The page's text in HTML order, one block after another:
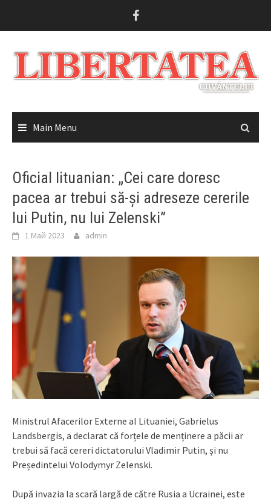
Main Menu
Oficial lituanian: „Cei care doresc
pacea ar trebui să-și adreseze cererile
lui Putin, nu lui Zelenski”
1 Май 2023 admin
Ministrul Afacerilor Externe al Lituaniei, Gabrielus
Landsbergis, a declarat că forțele de menținere a păcii ar
trebui să facă cereri dictatorului Vladimir Putin, și nu
Președintelui Volodymyr Zelenski.
După invazia la scară largă de către Rusia a Ucrainei, este